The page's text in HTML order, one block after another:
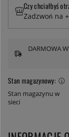
Stan magazynowy:
Stan magazynu w
sieci
Czy chciałbyś
Zadzwoń na
DARMOWA